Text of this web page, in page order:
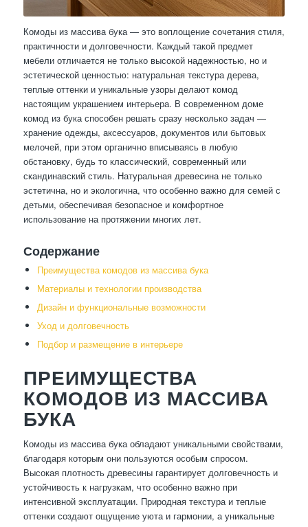
Комоды из массива бука — это воплощение сочетания стиля,
практичности и долговечности. Каждый такой предмет
мебели отличается не только высокой надежностью, но и
эстетической ценностью: натуральная текстура дерева,
теплые оттенки и уникальные узоры делают комод
настоящим украшением интерьера. В современном доме
комод из бука способен решать сразу несколько задач —
хранение одежды, аксессуаров, документов или бытовых
мелочей, при этом органично вписываясь в любую
обстановку, будь то классический, современный или
скандинавский стиль. Натуральная древесина не только
эстетична, но и экологична, что особенно важно для семей с
детьми, обеспечивая безопасное и комфортное
использование на протяжении многих лет.
Содержание
Преимущества комодов из массива бука
Материалы и технологии производства
Дизайн и функциональные возможности
Уход и долговечность
Подбор и размещение в интерьере
ПРЕИМУЩЕСТВА
КОМОДОВ ИЗ МАССИВА
БУКА
Комоды из массива бука обладают уникальными свойствами,
благодаря которым они пользуются особым спросом.
Высокая плотность древесины гарантирует долговечность и
устойчивость к нагрузкам, что особенно важно при
интенсивной эксплуатации. Природная текстура и теплые
оттенки создают ощущение уюта и гармонии, а уникальные